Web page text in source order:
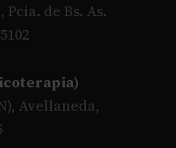
de Bs. As.
Avellaneda,